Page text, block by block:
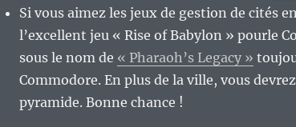
Si vous aimez les jeux de gestion de cités
l’excellent jeu « Rise of Babylon » pourle
sous le nom de « Pharaoh’s Legacy »
Commodore. En plus de la ville, vous
pyramide. Bonne chance !